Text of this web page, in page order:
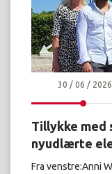
30 / 06 / 2026
Tillykke med
nyudlærte
Fra venstre:Anni